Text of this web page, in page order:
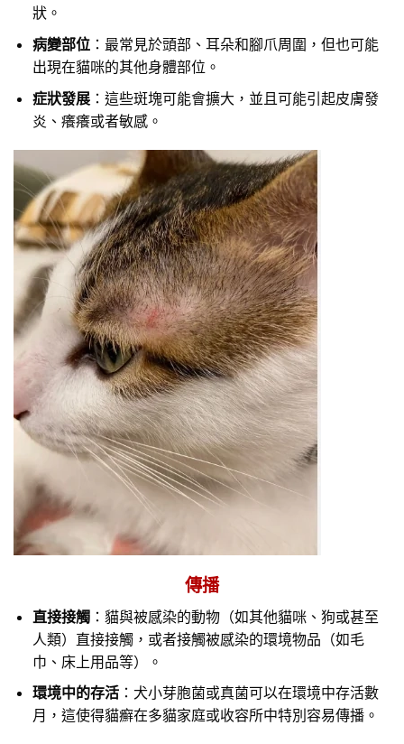
狀。
病變部位：最常見於頭部、耳朵和腳爪周圍，但也可能
出現在貓咪的其他身體部位。
症狀發展：這些斑塊可能會擴大，並且可能引起皮膚發
炎、癢癢或者敏感。
傳播
直接接觸：貓與被感染的動物（如其他貓咪、狗或甚至
人類）直接接觸，或者接觸被感染的環境物品（如毛
巾、床上用品等）。
環境中的存活：犬小芽胞菌或真菌可以在環境中存活數
月，這使得貓癬在多貓家庭或收容所中特別容易傳播。